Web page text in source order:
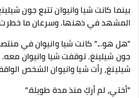
بينما كانت شيا وانيوان تتبع جون
المشهد في ذهنها. وسرعان ما
"هل هو..." كانت شيا وانيوان في
جون شيلينغ. توقفت شيا وانيوان
شيلينغ، رأت شيا وانيوان الشخص
"أختي، لم أركِ منذ مدة طويلة."